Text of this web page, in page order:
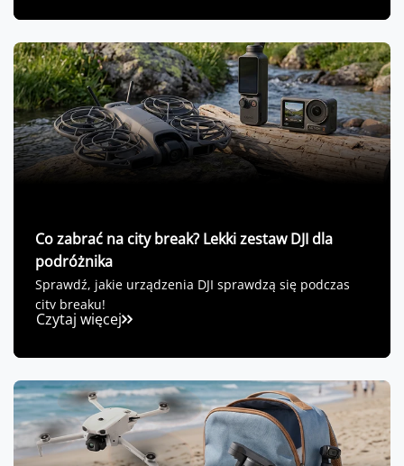
Co zabrać na city break? Lekki zestaw DJI dla
podróżnika
Sprawdź, jakie urządzenia DJI sprawdzą się podczas
city breaku!
Czytaj więcej